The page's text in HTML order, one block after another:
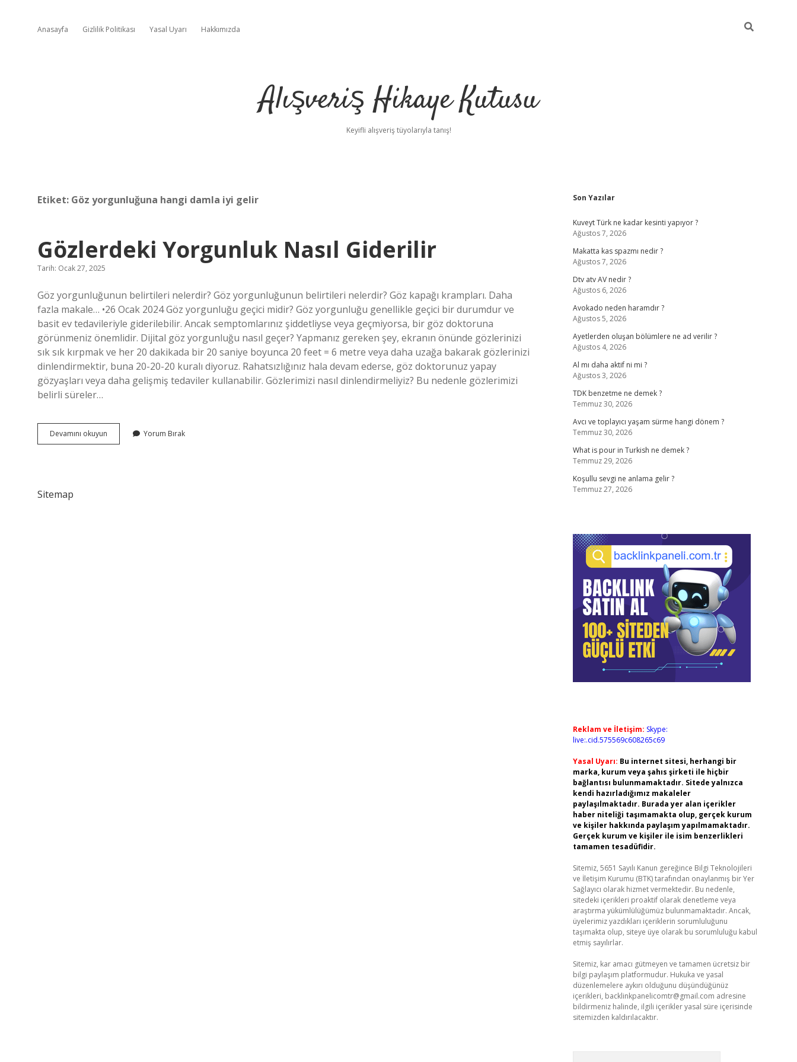
Anasayfa Gizlilik Politikası Yasal Uyarı Hakkımızda
Alışveriş Hikaye Kutusu
Keyifli alışveriş tüyolarıyla tanış!
Etiket: Göz yorgunluğuna hangi damla iyi gelir
Gözlerdeki Yorgunluk Nasıl Giderilir
Tarih: Ocak 27, 2025
Göz yorgunluğunun belirtileri nelerdir? Göz yorgunluğunun belirtileri nelerdir? Göz kapağı krampları. Daha
fazla makale… •26 Ocak 2024 Göz yorgunluğu geçici midir? Göz yorgunluğu genellikle geçici bir durumdur ve
basit ev tedavileriyle giderilebilir. Ancak semptomlarınız şiddetliyse veya geçmiyorsa, bir göz doktoruna
görünmeniz önemlidir. Dijital göz yorgunluğu nasıl geçer? Yapmanız gereken şey, ekranın önünde gözlerinizi
sık sık kırpmak ve her 20 dakikada bir 20 saniye boyunca 20 feet = 6 metre veya daha uzağa bakarak gözlerinizi
dinlendirmektir, buna 20-20-20 kuralı diyoruz. Rahatsızlığınız hala devam ederse, göz doktorunuz yapay
gözyaşları veya daha gelişmiş tedaviler kullanabilir. Gözlerimizi nasıl dinlendirmeliyiz? Bu nedenle gözlerimizi
belirli süreler…
Devamını okuyun Gözlerdeki
Yorgunluk
Yorum Bırak
Sitemap
Sidebar
Son Yazılar
Kuveyt Türk ne kadar kesinti yapıyor ?
Ağustos 7, 2026
Makatta kas spazmı nedir ?
Ağustos 7, 2026
Dtv atv AV nedir ?
Ağustos 6, 2026
Avokado neden haramdır ?
Ağustos 5, 2026
Ayetlerden oluşan bölümlere ne ad verilir ?
Ağustos 4, 2026
Al mı daha aktif ni mi ?
Ağustos 3, 2026
TDK benzetme ne demek ?
Temmuz 30, 2026
Avcı ve toplayıcı yaşam sürme hangi dönem ?
Temmuz 30, 2026
What is pour in Turkish ne demek ?
Temmuz 29, 2026
Koşullu sevgi ne anlama gelir ?
Temmuz 27, 2026
Reklam ve İletişim: Skype:
live:.cid.575569c608265c69
Yasal Uyarı: Bu internet sitesi, herhangi bir
marka, kurum veya şahıs şirketi ile hiçbir
bağlantısı bulunmamaktadır. Sitede yalnızca
kendi hazırladığımız makaleler
paylaşılmaktadır. Burada yer alan içerikler
haber niteliği taşımamakta olup, gerçek kurum
ve kişiler hakkında paylaşım yapılmamaktadır.
Gerçek kurum ve kişiler ile isim benzerlikleri
tamamen tesadüfidir.
Sitemiz, 5651 Sayılı Kanun gereğince Bilgi Teknolojileri
ve İletişim Kurumu (BTK) tarafından onaylanmış bir Yer
Sağlayıcı olarak hizmet vermektedir. Bu nedenle,
sitedeki içerikleri proaktif olarak denetleme veya
araştırma yükümlülüğümüz bulunmamaktadır. Ancak,
üyelerimiz yazdıkları içeriklerin sorumluluğunu
taşımakta olup, siteye üye olarak bu sorumluluğu kabul
etmiş sayılırlar.
Sitemiz, kar amacı gütmeyen ve tamamen ücretsiz bir
bilgi paylaşım platformudur. Hukuka ve yasal
düzenlemelere aykırı olduğunu düşündüğünüz
içerikleri, backlinkpanelicomtr@gmail.com adresine
bildirmeniz halinde, ilgili içerikler yasal süre içerisinde
sitemizden kaldırılacaktır.